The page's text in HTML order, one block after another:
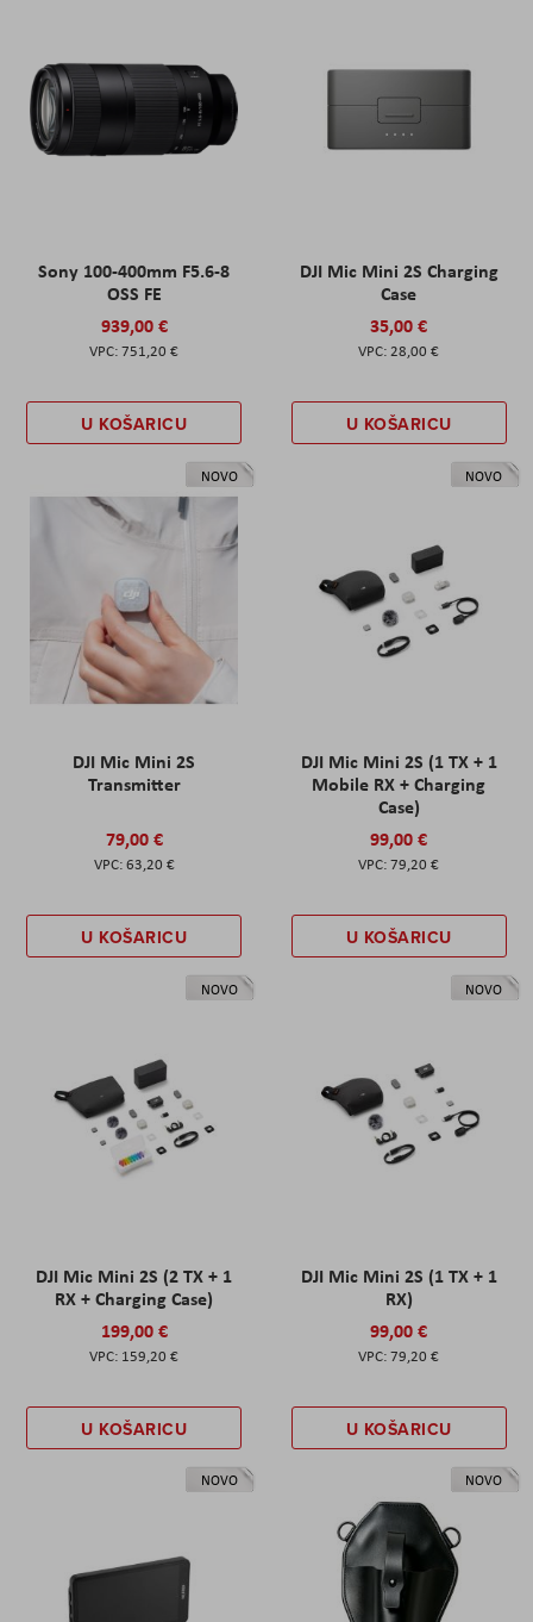
Sony 100-400mm F5.6-8
OSS FE
939,00 €
751,20 €
U KOŠARICU
DJI Mic Mini 2S Charging
Case
35,00 €
28,00 €
U KOŠARICU
NOVO
DJI Mic Mini 2S
Transmitter
79,00 €
63,20 €
U KOŠARICU
NOVO
DJI Mic Mini 2S (1 TX + 1
Mobile RX + Charging
Case)
99,00 €
79,20 €
U KOŠARICU
NOVO
DJI Mic Mini 2S (2 TX + 1
RX + Charging Case)
199,00 €
159,20 €
U KOŠARICU
NOVO
DJI Mic Mini 2S (1 TX + 1
RX)
99,00 €
79,20 €
U KOŠARICU
NOVO NOVO